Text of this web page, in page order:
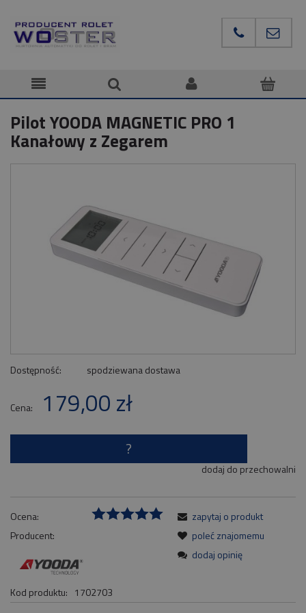
Pilot YOODA MAGNETIC PRO 1
Kanałowy z Zegarem
Dostępność: spodziewana dostawa
Cena: 179,00 zł
?
dodaj do przechowalni
Ocena:
Producent:
Kod produktu: 1702703
zapytaj o produkt
poleć znajomemu
dodaj opinię